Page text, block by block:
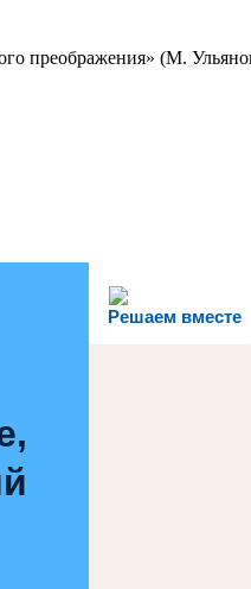
преображения» (М.
Решаем вместе